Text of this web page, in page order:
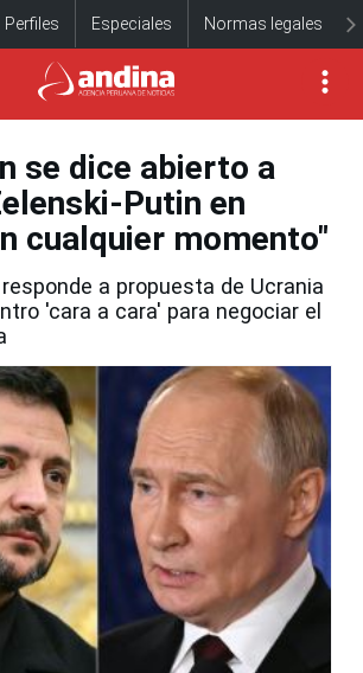
Perfiles Especiales Normas legales
se dice abierto a
Putin en
cualquier momento"
a propuesta de Ucrania
'cara a cara' para negociar el